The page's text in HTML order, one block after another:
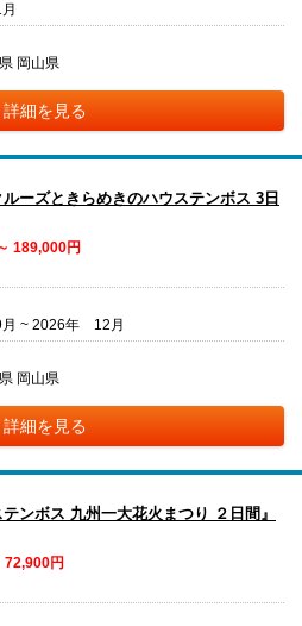
岡山県
詳細を見る
ーズときらめきのハウステンボス 3日
189,000円
~ 2026年 12月
岡山県
詳細を見る
ンボス 九州一大花火まつり ２日間』
72,900円